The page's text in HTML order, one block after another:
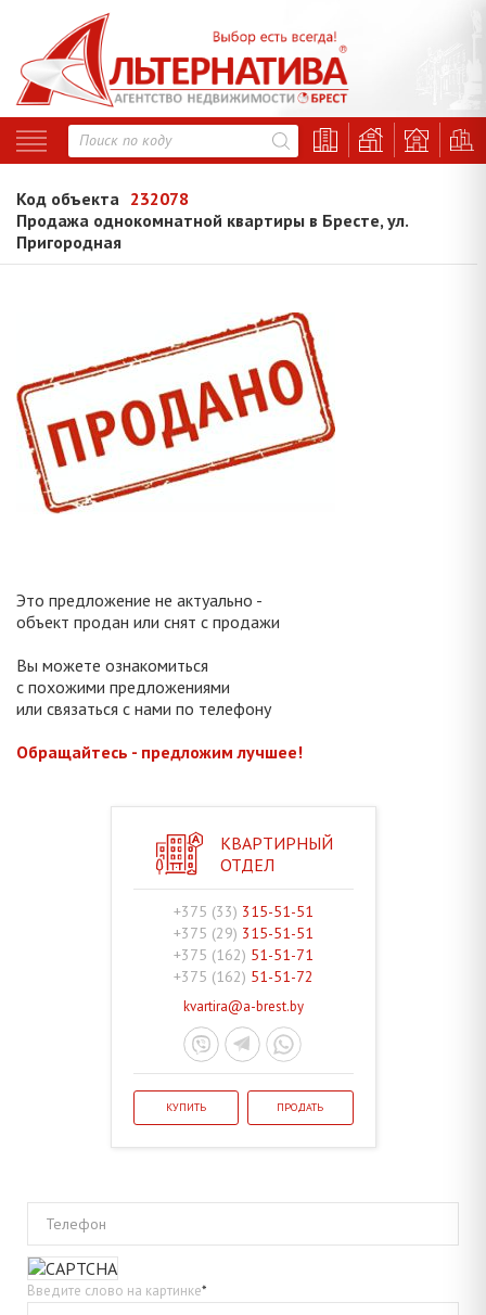
Код объекта 232078
Продажа однокомнатной квартиры в Бресте, ул.
Пригородная
Это предложение не актуально -
объект продан или снят с продажи
Вы можете ознакомиться
с похожими предложениями
или связаться с нами по телефону
Обращайтесь - предложим лучшее!
КВАРТИРНЫЙ
ОТДЕЛ
+375 (33) 315-51-51
+375 (29) 315-51-51
+375 (162) 51-51-71
+375 (162) 51-51-72
kvartira@a-brest.by
КУПИТЬ ПРОДАТЬ
Телефон
Введите слово на картинке*